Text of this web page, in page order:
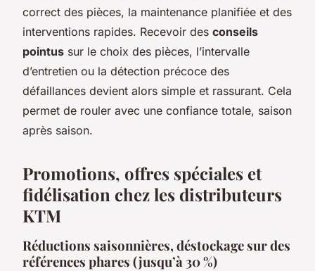
correct des pièces, la maintenance planifiée et des
interventions rapides. Recevoir des conseils
pointus sur le choix des pièces, l’intervalle
d’entretien ou la détection précoce des
défaillances devient alors simple et rassurant. Cela
permet de rouler avec une confiance totale, saison
après saison.
Promotions, offres spéciales et
fidélisation chez les distributeurs
KTM
Réductions saisonnières, déstockage sur des
références phares (jusqu’à 30 %)